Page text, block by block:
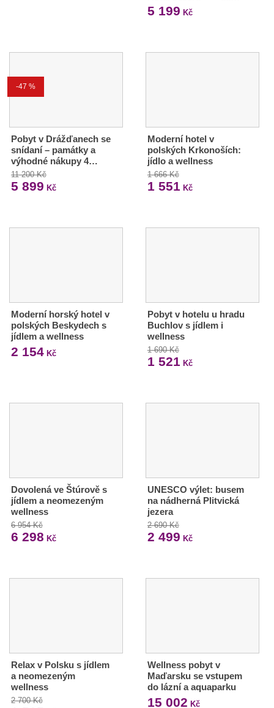
5 199 Kč
-47 %
Pobyt v Drážďanech se
snídaní – památky a
výhodné nákupy 4…
11 200 Kč
5 899 Kč
Moderní hotel v
polských Krkonoších:
jídlo a wellness
1 666 Kč
1 551 Kč
Moderní horský hotel v
polských Beskydech s
jídlem a wellness
2 154 Kč
Pobyt v hotelu u hradu
Buchlov s jídlem i
wellness
1 690 Kč
1 521 Kč
Dovolená ve Štúrově s
jídlem a neomezeným
wellness
6 954 Kč
6 298 Kč
UNESCO výlet: busem
na nádherná Plitvická
jezera
2 690 Kč
2 499 Kč
Relax v Polsku s jídlem
a neomezeným
wellness
2 700 Kč
Wellness pobyt v
Maďarsku se vstupem
do lázní a aquaparku
15 002 Kč